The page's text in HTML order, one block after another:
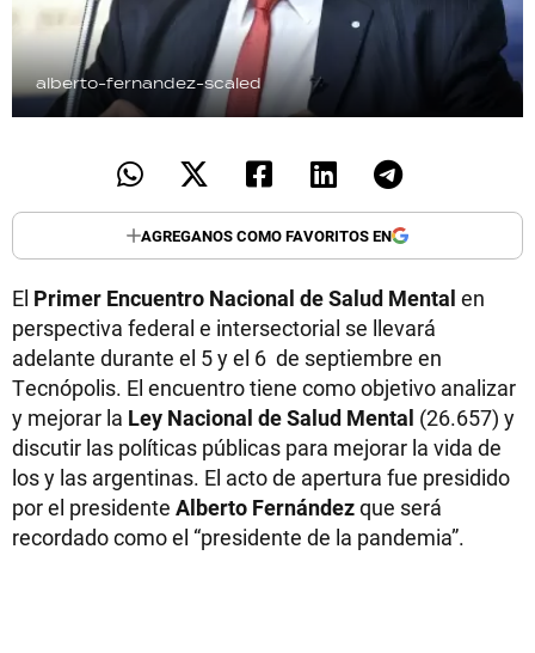
alberto-fernandez-scaled
AGREGANOS COMO FAVORITOS EN
El Primer Encuentro Nacional de Salud Mental en
perspectiva federal e intersectorial se llevará
adelante durante el 5 y el 6 de septiembre en
Tecnópolis. El encuentro tiene como objetivo analizar
y mejorar la Ley Nacional de Salud Mental (26.657) y
discutir las políticas públicas para mejorar la vida de
los y las argentinas. El acto de apertura fue presidido
por el presidente Alberto Fernándezque será
recordado como el “presidente de la pandemia”.
Seguinos